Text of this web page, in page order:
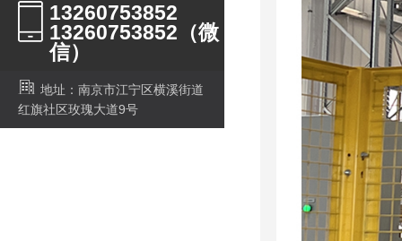
13260753852
13260753852（微
信）
地址：南京市江宁区横溪街道
红旗社区玫瑰大道9号